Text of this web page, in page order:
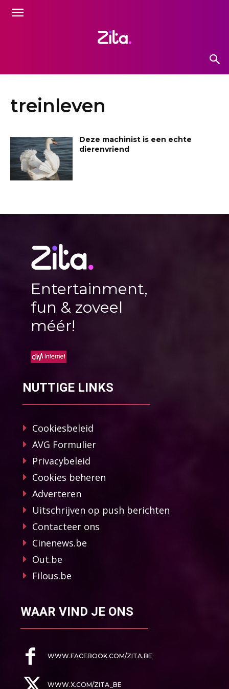
treinleven
Deze machinist is een echte
dierenvriend
Entertainment,
fun & zoveel
méér!
NUTTIGE LINKS
Cookiesbeleid
AVG Formulier
Privacybeleid
Cookies beheren
Adverteren
Uitschrijven op push berichten
Contacteer ons
Cinenews.be
Out.be
Filous.be
WAAR VIND JE ONS
WWW.FACEBOOK.COM/ZITA.BE
WWW.X.COM/ZITA_BE